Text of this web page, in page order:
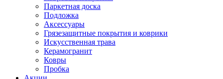
Паркетная доска
Подложка
Аксессуары
Грязезащитные покрытия и коврики
Искусственная трава
Керамогранит
Ковры
Пробка